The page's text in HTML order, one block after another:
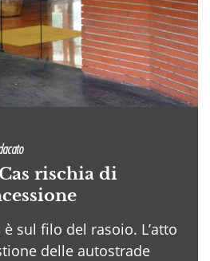
rischia di
sul filo del rasoio. L’atto
delle autostrade